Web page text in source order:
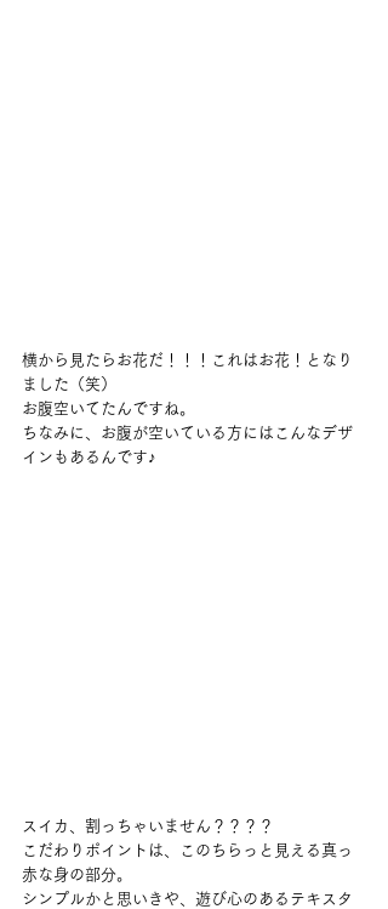
横から見たらお花だ！！！これはお花！となり
ました（笑）
お腹空いてたんですね。
ちなみに、お腹が空いている方にはこんなデザ
インもあるんです♪
スイカ、割っちゃいません？？？？
こだわりポイントは、このちらっと見える真っ
赤な身の部分。
シンプルかと思いきや、遊び心のあるテキスタ